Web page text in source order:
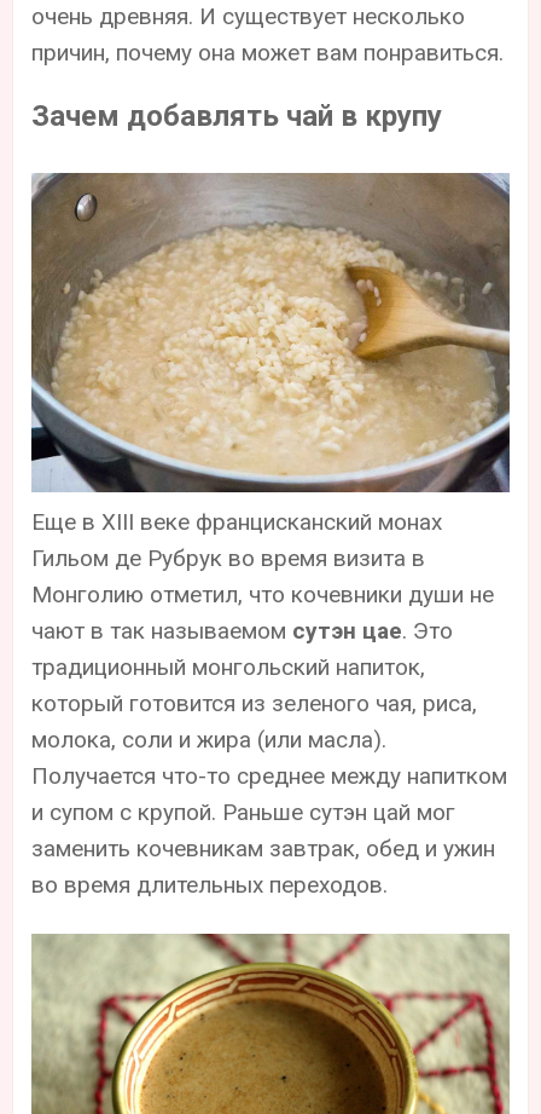
очень древняя. И существует несколько
причин, почему она может вам понравиться.
Зачем добавлять чай в крупу
Еще в XIII веке францисканский монах
Гильом де Рубрук во время визита в
Монголию отметил, что кочевники души не
чают в так называемом сутэн цае. Это
традиционный монгольский напиток,
который готовится из зеленого чая, риса,
молока, соли и жира (или масла).
Получается что-то среднее между напитком
и супом с крупой. Раньше сутэн цай мог
заменить кочевникам завтрак, обед и ужин
во время длительных переходов.